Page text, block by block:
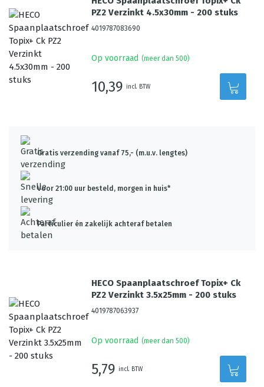
PZ2 Verzinkt 4.5x30mm - 200 stuks
4019787083690
Op voorraad (meer dan 500)
10,39 incl. BTW
Gratis verzending vanaf 75,- (m.u.v. lengtes)
Voor 21:00 uur besteld, morgen in huis*
Particulier én zakelijk achteraf betalen
HECO Spaanplaatschroef Topix+ Ck
PZ2 Verzinkt 3.5x25mm - 200 stuks
4019787063937
Op voorraad (meer dan 500)
5,79 incl. BTW